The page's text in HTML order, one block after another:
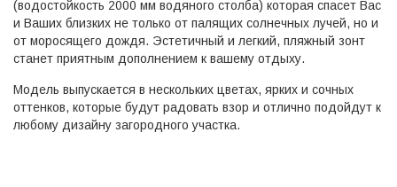
(водостойкость 2000 мм водяного столба) которая спасет Вас
и Ваших близких не только от палящих солнечных лучей, но и
от моросящего дождя. Эстетичный и легкий, пляжный зонт
станет приятным дополнением к вашему отдыху.
Модель выпускается в нескольких цветах, ярких и сочных
оттенков, которые будут радовать взор и отлично подойдут к
любому дизайну загородного участка.